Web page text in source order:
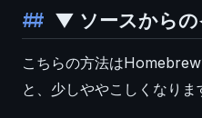
▼ ソースからの
こちらの方法は
と、少しややこしくなりま